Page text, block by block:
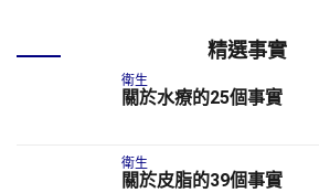
精選事實
衛生
關於水療的25個事實
衛生
關於皮脂的39個事實